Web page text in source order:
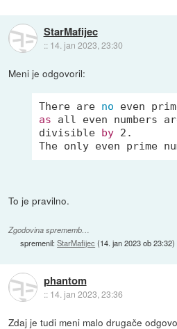
StarMafijec
:: 14. jan 2023, 23:30
Meni je odgovoril:
There are no
as all even numbers
divisible by 2.
The only even prime
To je pravilno.
Zgodovina sprememb…
spremenil:StarMafijec (14. jan 2023 ob 23:32)
phantom
:: 14. jan 2023, 23:36
Zdaj je tudi meni malo drugače